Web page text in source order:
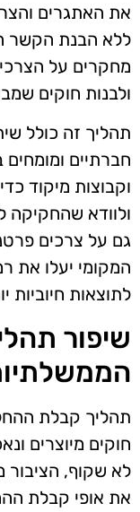
את האתגרים
ללא הבנת הקשר
מחקרים על
ולבנות חוקים
תהליך זה כולל
חברתיים ומומחים
וקבוצות מיקוד
ולוודא שהחקיקה
גם על צרכים
המקומי יעלו את
לתוצאות חיוביות
שיפור
תהליך קבלת
חוקים מיוצרים
לא שקוף,
את אופי קבלת